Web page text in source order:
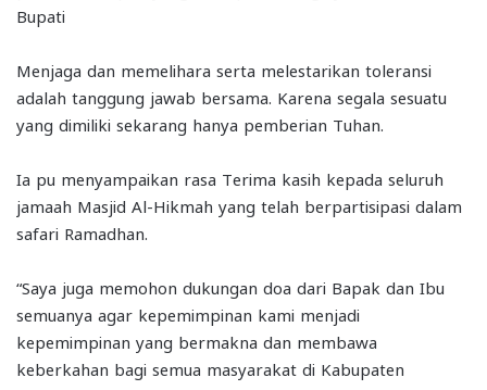
Bupati
Menjaga dan memelihara serta melestarikan toleransi
adalah tanggung jawab bersama. Karena segala sesuatu
yang dimiliki sekarang hanya pemberian Tuhan.
Ia pu menyampaikan rasa Terima kasih kepada seluruh
jamaah Masjid Al-Hikmah yang telah berpartisipasi dalam
safari Ramadhan.
“Saya juga memohon dukungan doa dari Bapak dan Ibu
semuanya agar kepemimpinan kami menjadi
kepemimpinan yang bermakna dan membawa
keberkahan bagi semua masyarakat di Kabupaten